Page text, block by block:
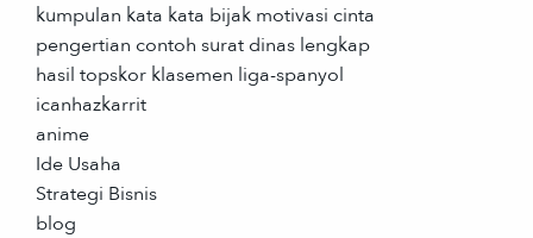
kumpulan kata kata bijak motivasi cinta
pengertian contoh surat dinas lengkap
hasil topskor klasemen liga-spanyol
icanhazkarrit
anime
Ide Usaha
Strategi Bisnis
blog